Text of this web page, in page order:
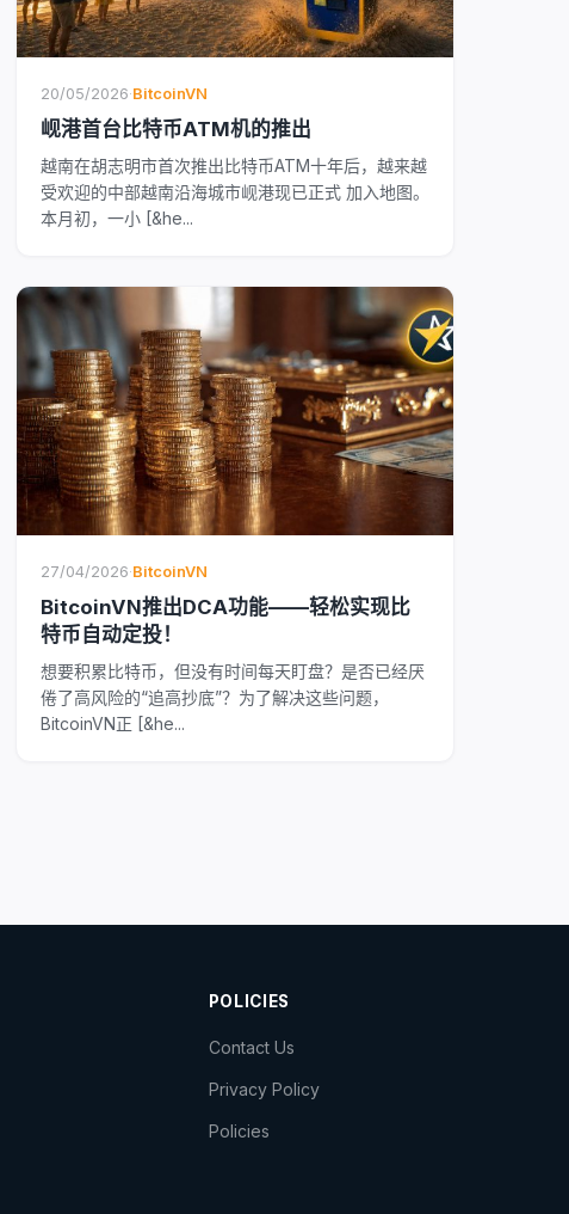
20/05/2026·BitcoinVN
岘港首台比特币ATM机的推出
越南在胡志明市首次推出比特币ATM十年后，越来越
受欢迎的中部越南沿海城市岘港现已正式 加入地图。
本月初，一小 [&he...
27/04/2026·BitcoinVN
BitcoinVN推出DCA功能——轻松实现比
特币自动定投！
想要积累比特币，但没有时间每天盯盘？是否已经厌
倦了高风险的“追高抄底”？为了解决这些问题，
BitcoinVN正 [&he...
POLICIES
Contact Us
Privacy Policy
Policies